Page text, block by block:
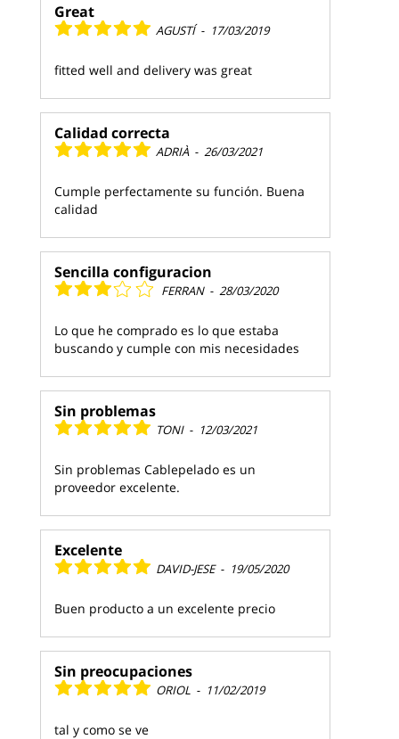
Great
AGUSTÍ - 17/03/2019
fitted well and delivery was great
Calidad correcta
ADRIÀ - 26/03/2021
Cumple perfectamente su función. Buena
calidad
Sencilla configuracion
FERRAN - 28/03/2020
Lo que he comprado es lo que estaba
buscando y cumple con mis necesidades
Sin problemas
TONI - 12/03/2021
Sin problemas Cablepelado es un
proveedor excelente.
Excelente
DAVID-JESE - 19/05/2020
Buen producto a un excelente precio
Sin preocupaciones
ORIOL - 11/02/2019
tal y como se ve